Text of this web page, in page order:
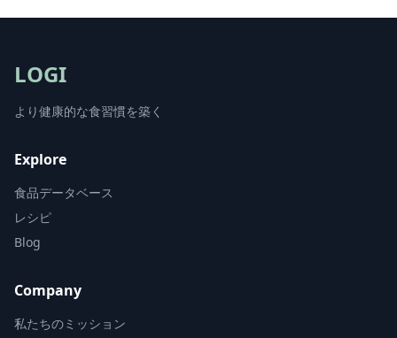
LOGI
より健康的な食習慣を築く
Explore
食品データベース
レシピ
Blog
Company
私たちのミッション